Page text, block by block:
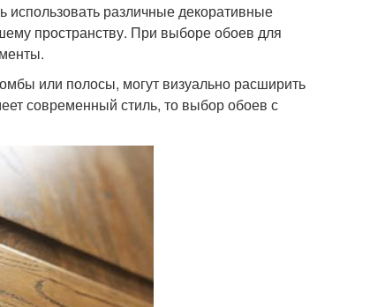
различные декоративные
пространству. При выборе обоев для
или полосы, могут визуально расширить
современный стиль, то выбор обоев с